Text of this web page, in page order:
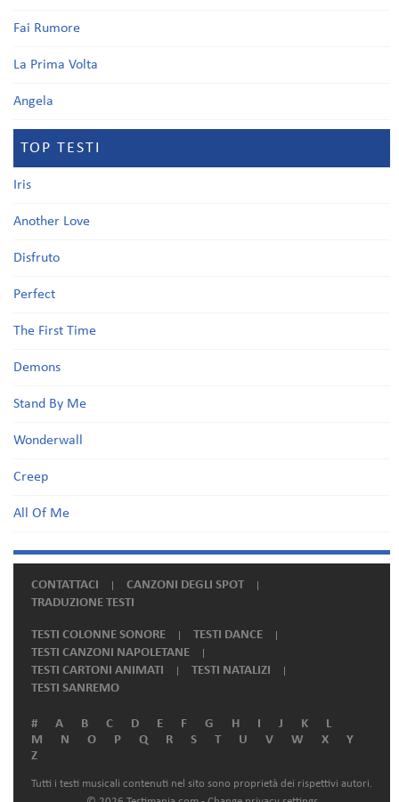
Fai Rumore
La Prima Volta
Angela
TOP TESTI
Iris
Another Love
Disfruto
Perfect
The First Time
Demons
Stand By Me
Wonderwall
Creep
All Of Me
CONTATTACI
CANZONI DEGLI SPOT
TRADUZIONE TESTI
TESTI COLONNE SONORE
TESTI DANCE
TESTI CANZONI NAPOLETANE
TESTI CARTONI ANIMATI
TESTI NATALIZI
TESTI SANREMO
# A B C D E F G H I J K
L
M
N O P Q R S T U V W X
Y
Z
Tutti i testi musicali contenuti nel sito sono proprietà dei rispettivi autori.